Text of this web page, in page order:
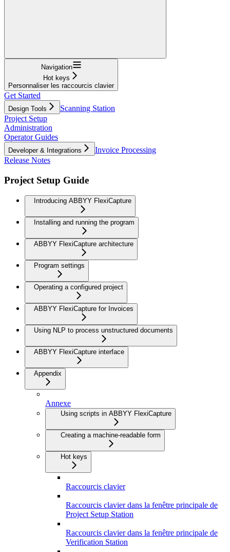
Navigation
Hot keys
Personnaliser les raccourcis clavier
Get Started
Design Tools
Scanning Station
Project Setup
Administration
Operator Guides
Developer & Integrations
Invoice Processing
Release Notes
Project Setup Guide
Introducing ABBYY FlexiCapture
Installing and running the program
ABBYY FlexiCapture architecture
Program settings
Operating a configured project
ABBYY FlexiCapture for Invoices
Using NLP to process unstructured documents
ABBYY FlexiCapture interface
Appendix
Annexe
Using scripts in ABBYY FlexiCapture
Creating a machine-readable form
Hot keys
Raccourcis clavier
Raccourcis clavier dans la fenêtre principale de
Project Setup Station
Raccourcis clavier dans la fenêtre principale de
Verification Station